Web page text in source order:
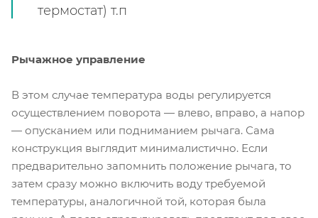
термостат) т.п
Рычажное управление
В этом случае температура воды регулируется
осуществлением поворота — влево, вправо, а напор
— опусканием или подниманием рычага. Сама
конструкция выглядит минималистично. Если
предварительно запомнить положение рычага, то
затем сразу можно включить воду требуемой
температуры, аналогичной той, которая была